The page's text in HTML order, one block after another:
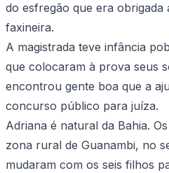
do esfregão que era obrigada
faxineira.
A magistrada teve infância
que colocaram à prova seus
encontrou gente boa que a
concurso público para juíza.
Adriana é natural da Bahia.
zona rural de Guanambi, no
mudaram com os seis filhos